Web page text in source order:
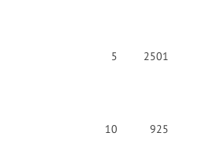
5 2501
10 925